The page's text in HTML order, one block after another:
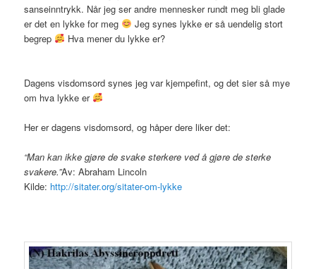
sanseinntrykk. Når jeg ser andre mennesker rundt meg bli glade
er det en lykke for meg
Jeg synes lykke er så uendelig stort
begrep
Hva mener du lykke er?
Dagens visdomsord synes jeg var kjempefint, og det sier så mye
om hva lykke er
Her er dagens visdomsord, og håper dere liker det:
“Man kan ikke gjøre de svake sterkere ved å gjøre de sterke
svakere.”Av: Abraham Lincoln
Kilde: http://sitater.org/sitater-om-lykke